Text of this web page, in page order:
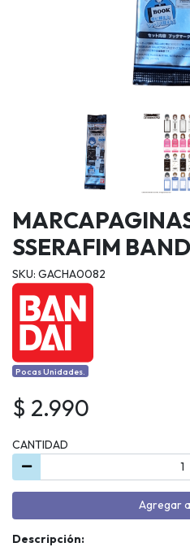
SSERAFIM
SKU: GACHA0082
Pocas Unidades.
$ 2.990
CANTIDAD
Agregar
Descripción: